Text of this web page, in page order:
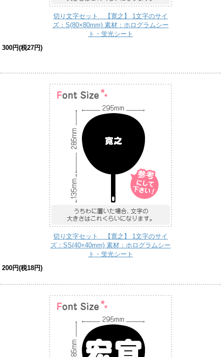
切り文字セット 【寛之】 1文字のサイ
ズ：S(80×80mm) 素材：ホログラムシー
ト・蛍光シート
300円(税27円)
切り文字セット 【寛之】 1文字のサイ
ズ：SS(40×40mm) 素材：ホログラムシー
ト・蛍光シート
200円(税18円)